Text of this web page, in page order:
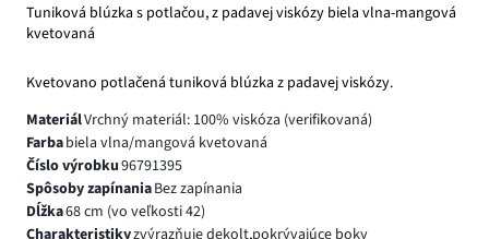
Tuniková blúzka s potlačou, z padavej viskózy biela vlna-mangová
kvetovaná
Kvetovano potlačená tuniková blúzka z padavej viskózy.
MateriálVrchný materiál: 100% viskóza (verifikovaná)
Farbabiela vlna/mangová kvetovaná
Číslo výrobku96791395
Spôsoby zapínaniaBez zapínania
Dĺžka68 cm (vo veľkosti 42)